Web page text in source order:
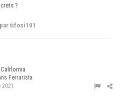
?
par tifosi101
Ferrarista